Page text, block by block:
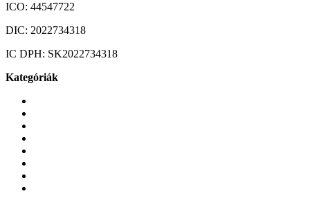
ICO: 44547722
DIC: 2022734318
IC DPH: SK2022734318
Kategóriák